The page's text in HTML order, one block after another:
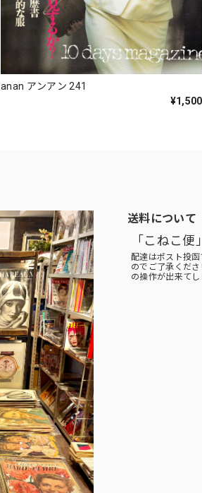
anan アンアン 241
¥1,500
送料について
「こねこ
配達はポスト投
のでご了承くだ
の操作が出来て